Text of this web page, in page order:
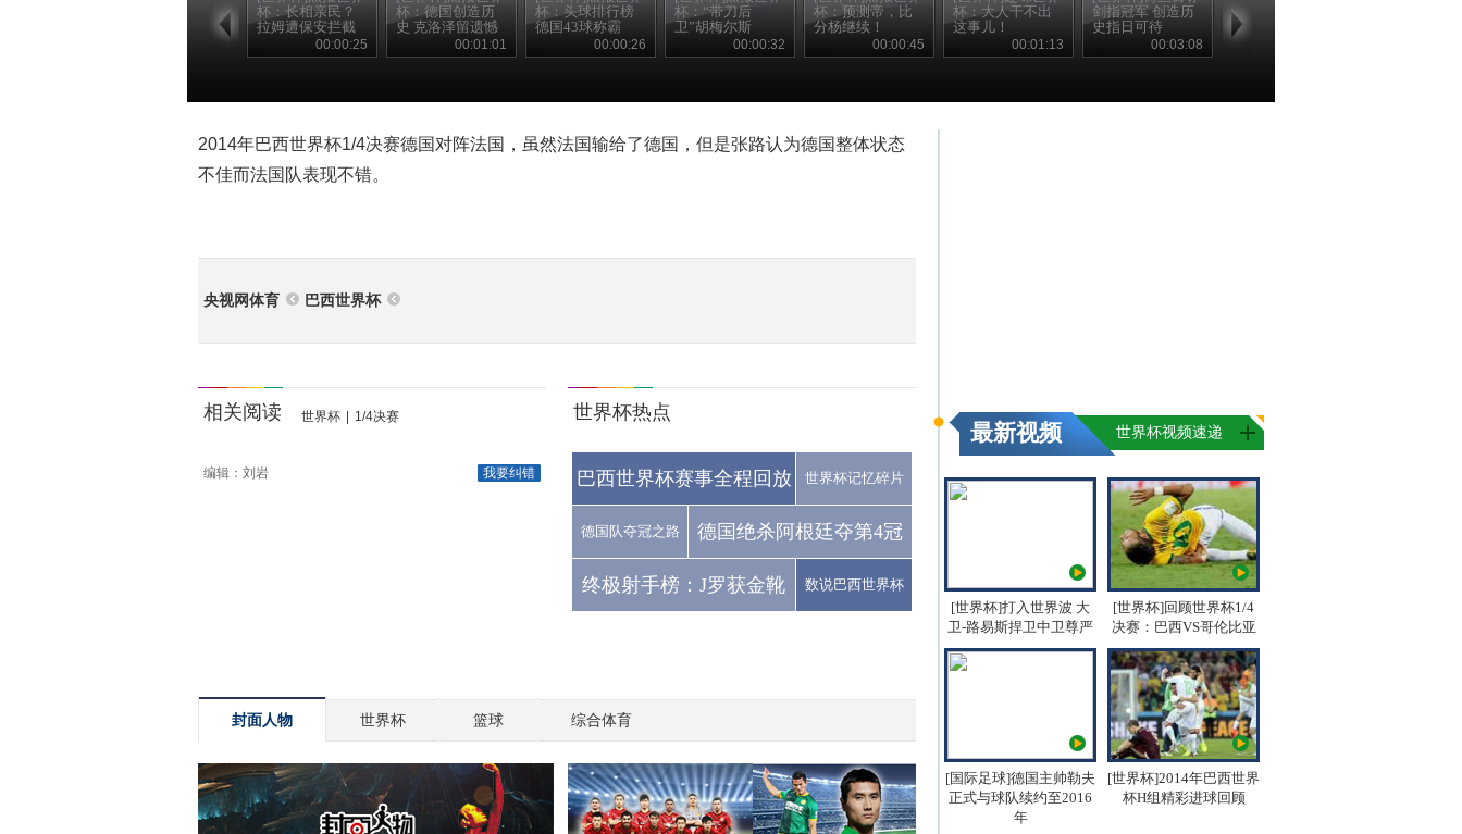
杯：长相亲民？
拉姆遭保安拦截
00:00:25
杯：德国创造历
史 克洛泽留遗憾
00:01:01
杯：头球排行榜
德国43球称霸
00:00:26
杯：“带刀后
卫”胡梅尔斯
00:00:32
杯：预测帝，比
分杨继续！
00:00:45
杯：大人干不出
这事儿！
00:01:13
剑指冠军 创造历
史指日可待
00:03:08
2014年巴西世界杯1/4决赛德国对阵法国，虽然法国输给了德国，但是张路认为德国整体状态
不佳而法国队表现不错。
央视网体育 巴西世界杯
相关阅读 世界杯 1/4决赛
我要纠错
编辑：刘岩
世界杯热点
巴西世界杯赛事全程回放 世界杯记忆碎片
德国队夺冠之路 德国绝杀阿根廷夺第4冠
终极射手榜：J罗获金靴 数说巴西世界杯
封面人物 世界杯 篮球 综合体育
最新视频 世界杯视频速递
[世界杯]打入世界波 大
卫-路易斯捍卫中卫尊严
[世界杯]回顾世界杯1/4
决赛：巴西VS哥伦比亚
[国际足球]德国主帅勒夫
正式与球队续约至2016
年
[世界杯]2014年巴西世界
杯H组精彩进球回顾